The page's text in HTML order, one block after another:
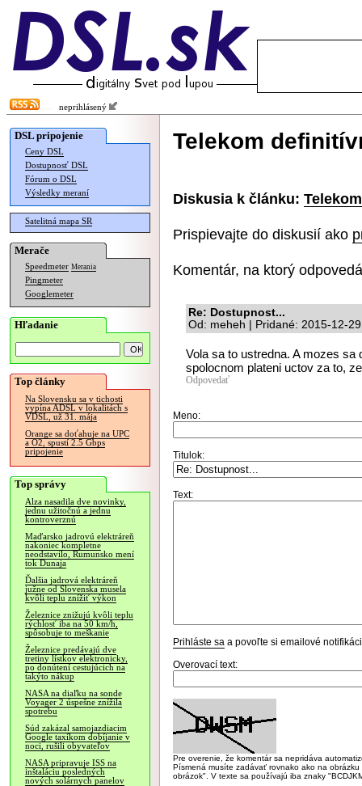
neprihlásený
DSL pripojenie
Ceny DSL
Dostupnosť DSL
Fórum o DSL
Výsledky meraní
Satelitná mapa SR
Merače
Speedmeter Merania
Pingmeter
Googlemeter
Hľadanie
Top články
Na Slovensku sa v tichosti
vypína ADSL v lokalitách s
VDSL, už 31. mája
Orange sa doťahuje na UPC
a O2, spustí 2.5 Gbps
pripojenie
Top správy
Alza nasadila dve novinky,
jednu užitočnú a jednu
kontroverznú
Maďarsko jadrovú elektráreň
nakoniec kompletne
neodstavilo, Rumunsko mení
tok Dunaja
Ďalšia jadrová elektráreň
južne od Slovenska musela
kvôli teplu znížiť výkon
Železnice znižujú kvôli teplu
rýchlosť iba na 50 km/h,
spôsobuje to meškanie
Železnice predávajú dve
tretiny lístkov elektronicky,
po donútení cestujúcich na
takýto nákup
NASA na diaľku na sonde
Voyager 2 úspešne znížila
spotrebu
Súd zakázal samojazdiacim
Google taxíkom dobíjanie v
noci, rušili obyvateľov
NASA pripravuje ISS na
inštaláciu posledných
nových solárnych panelov
Telekom
Diskusia k článku:
Prispievajte do diskusií ako
Komentár, na ktorý
Re: Dostupnost...
Od: meheh | Pridané: 2015-12-
Vola sa to ustredna. A mozes
spolocnom plateni uctov za to,
Odpovedať
Meno:
Titulok:
Text:
Prihláste sa a povoľte si emailové
Overovací text:
Pre overenie, že komentár sa nepridáva
Písmená musíte zadávať rovnako ako na
obrázok". V texte sa používajú iba znaky